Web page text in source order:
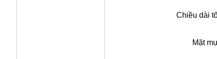
Chiều dài
Mặt